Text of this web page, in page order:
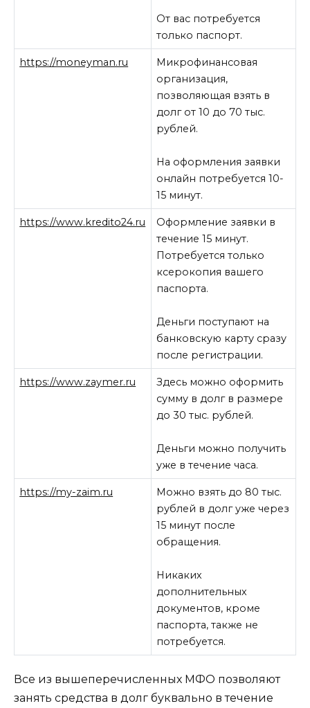
От вас потребуется
только паспорт.
https://moneyman.ru
Микрофинансовая
организация,
позволяющая взять в
долг от 10 до 70 тыс.
рублей.
На оформления заявки
онлайн потребуется 10-
15 минут.
https://www.kredito24.ru
Оформление заявки в
течение 15 минут.
Потребуется только
ксерокопия вашего
паспорта.
Деньги поступают на
банковскую карту сразу
после регистрации.
https://www.zaymer.ru
Здесь можно оформить
сумму в долг в размере
до 30 тыс. рублей.
Деньги можно получить
уже в течение часа.
https://my-zaim.ru
Можно взять до 80 тыс.
рублей в долг уже через
15 минут после
обращения.
Никаких
дополнительных
документов, кроме
паспорта, также не
потребуется.
Все из вышеперечисленных МФО позволяют
занять средства в долг буквально в течение